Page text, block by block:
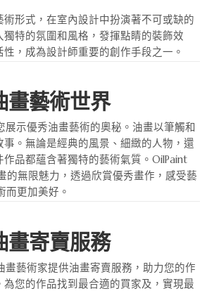
形式，在室內設計中扮演著不可或缺的
特的氛圍和風格，發揮點睛的裝飾效
，成為設計師重要的創作手段之一。
畫藝術世界
展示優秀油畫藝術的奧秘。油畫以筆觸和
。無論是經典的風景、細緻的人物，還
品都蘊含著獨特的藝術氣質。OilPaint
的無限魅力，透過欣賞優秀畫作，感受藝
而更加美好。
畫寄賣服務
畫藝術家提供油畫寄賣服務，助力您的作
您的作品找到最合適的買家及，實現最